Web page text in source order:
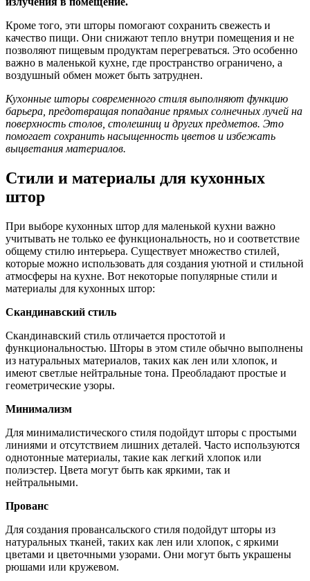
Кроме того, эти шторы помогают сохранить свежесть и
качество пищи. Они снижают тепло внутри помещения и не
позволяют пищевым продуктам перегреваться. Это особенно
важно в маленькой кухне, где пространство ограничено, а
воздушный обмен может быть затруднен.
Кухонные шторы современного стиля выполняют функцию
барьера, предотвращая попадание прямых солнечных лучей на
поверхность столов, столешниц и других предметов. Это
помогает сохранить насыщенность цветов и избежать
выцветания материалов.
Стили и материалы для кухонных
штор
При выборе кухонных штор для маленькой кухни важно
учитывать не только ее функциональность, но и соответствие
общему стилю интерьера. Существует множество стилей,
которые можно использовать для создания уютной и стильной
атмосферы на кухне. Вот некоторые популярные стили и
материалы для кухонных штор:
Скандинавский стиль
Скандинавский стиль отличается простотой и
функциональностью. Шторы в этом стиле обычно выполнены
из натуральных материалов, таких как лен или хлопок, и
имеют светлые нейтральные тона. Преобладают простые и
геометрические узоры.
Минимализм
Для минималистического стиля подойдут шторы с простыми
линиями и отсутствием лишних деталей. Часто используются
однотонные материалы, такие как легкий хлопок или
полиэстер. Цвета могут быть как яркими, так и
нейтральными.
Прованс
Для создания провансальского стиля подойдут шторы из
натуральных тканей, таких как лен или хлопок, с яркими
цветами и цветочными узорами. Они могут быть украшены
рюшами или кружевом.